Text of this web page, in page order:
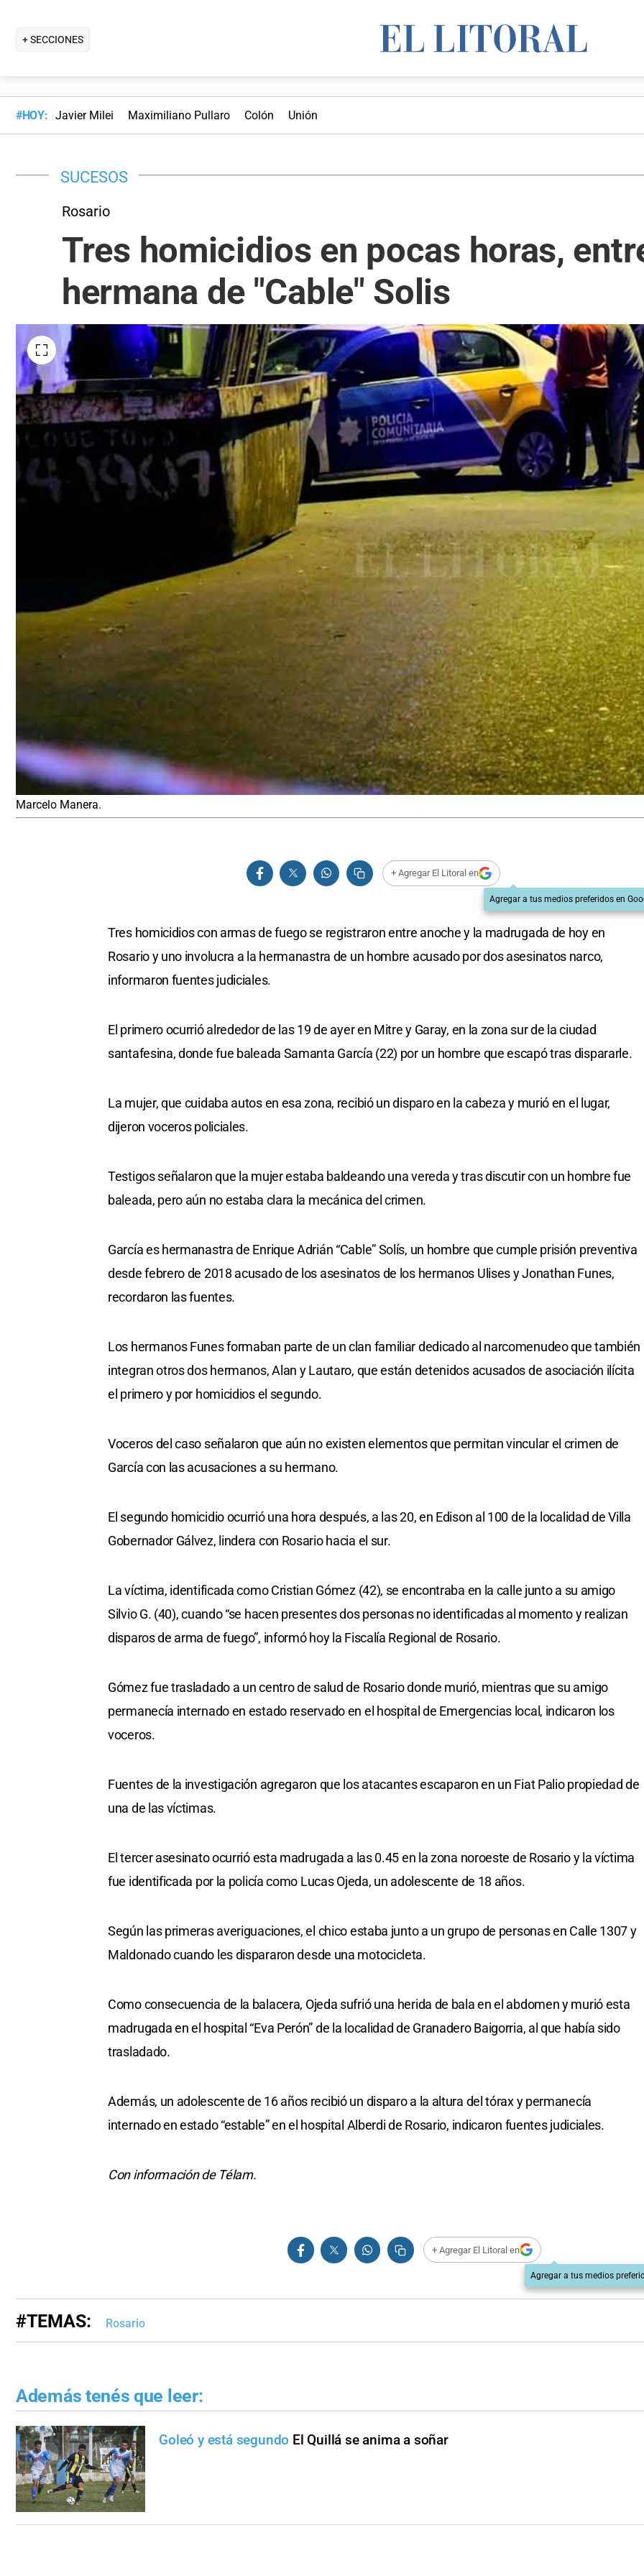
+ SECCIONES
#HOY: Javier Milei Maximiliano Pullaro Colón Unión
SUCESOS
Rosario
Tres homicidios en pocas horas,
hermana de "Cable" Solis
Marcelo Manera.
+ Agregar El Litoral en
Agregar a tus medios preferidos en
Tres homicidios con armas de fuego se registraron entre anoche y la madrugada de hoy en
Rosario y uno involucra a la hermanastra de un hombre acusado por dos asesinatos narco,
informaron fuentes judiciales.
El primero ocurrió alrededor de las 19 de ayer en Mitre y Garay, en la zona sur de la ciudad
santafesina, donde fue baleada Samanta García (22) por un hombre que escapó tras dispararle.
La mujer, que cuidaba autos en esa zona, recibió un disparo en la cabeza y murió en el lugar,
dijeron voceros policiales.
Testigos señalaron que la mujer estaba baldeando una vereda y tras discutir con un hombre fue
baleada, pero aún no estaba clara la mecánica del crimen.
García es hermanastra de Enrique Adrián “Cable” Solís, un hombre que cumple prisión preventiva
desde febrero de 2018 acusado de los asesinatos de los hermanos Ulises y Jonathan Funes,
recordaron las fuentes.
Los hermanos Funes formaban parte de un clan familiar dedicado al narcomenudeo que también
integran otros dos hermanos, Alan y Lautaro, que están detenidos acusados de asociación ilícita
el primero y por homicidios el segundo.
Voceros del caso señalaron que aún no existen elementos que permitan vincular el crimen de
García con las acusaciones a su hermano.
El segundo homicidio ocurrió una hora después, a las 20, en Edison al 100 de la localidad de Villa
Gobernador Gálvez, lindera con Rosario hacia el sur.
La víctima, identificada como Cristian Gómez (42), se encontraba en la calle junto a su amigo
Silvio G. (40), cuando “se hacen presentes dos personas no identificadas al momento y realizan
disparos de arma de fuego”, informó hoy la Fiscalía Regional de Rosario.
Gómez fue trasladado a un centro de salud de Rosario donde murió, mientras que su amigo
permanecía internado en estado reservado en el hospital de Emergencias local, indicaron los
voceros.
Fuentes de la investigación agregaron que los atacantes escaparon en un Fiat Palio propiedad de
una de las víctimas.
El tercer asesinato ocurrió esta madrugada a las 0.45 en la zona noroeste de Rosario y la víctima
fue identificada por la policía como Lucas Ojeda, un adolescente de 18 años.
Según las primeras averiguaciones, el chico estaba junto a un grupo de personas en Calle 1307 y
Maldonado cuando les dispararon desde una motocicleta.
Como consecuencia de la balacera, Ojeda sufrió una herida de bala en el abdomen y murió esta
madrugada en el hospital “Eva Perón” de la localidad de Granadero Baigorria, al que había sido
trasladado.
Además, un adolescente de 16 años recibió un disparo a la altura del tórax y permanecía
internado en estado “estable” en el hospital Alberdi de Rosario, indicaron fuentes judiciales.
Con información de Télam.
+ Agregar El Litoral en
Agregar a tus medios
#TEMAS: Rosario
Además tenés que leer:
Goleó y está segundo El Quillá se anima a soñar